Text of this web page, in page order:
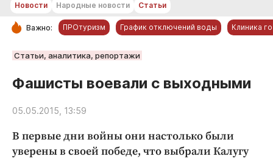
РУБРИКИ
Статьи
Народные новости
Авто и транспорт
Новости Народные новости Статьи
Важно: ПРОтуризм График отключений воды Клиника
Статьи, аналитика, репортажи
Фашисты воевали с выходными
05.05.2015, 13:59
В первые дни войны они настолько были
уверены в своей победе, что выбрали Калугу